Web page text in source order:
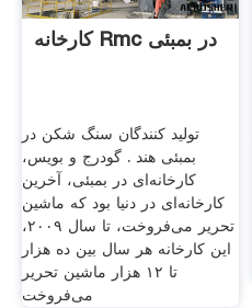
کارخانه Rmc در بمبئی
تولید کنندگان سنگ شکن در
بمبئی هند . گودرج و بویس،
کارخانه‌ای در بمبئی، آخرین
کارخانه‌ای در دنیا بود که ماشین
تحریر می‌فروخت، تا سال ۲۰۰۹،
این کارخانه هر سال بین ده هزار
تا ۱۲ هزار ماشین تحریر
می‌فروخت